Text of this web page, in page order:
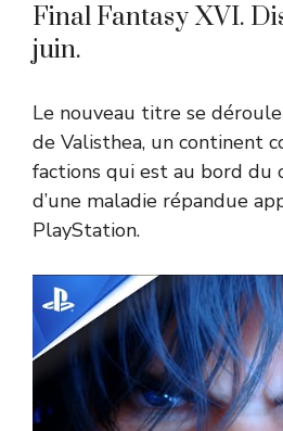
Final Fantasy XVI.
juin.
Le nouveau titre se
de Valisthea, un continent
factions qui est au bord du
d’une maladie répandue
PlayStation.